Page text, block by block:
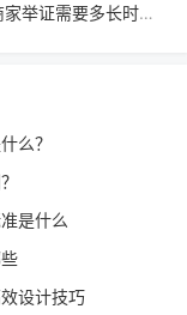
拼多多商家举证需要多长时间？举证材料该怎么撰写？
么？
是什么
设计技巧